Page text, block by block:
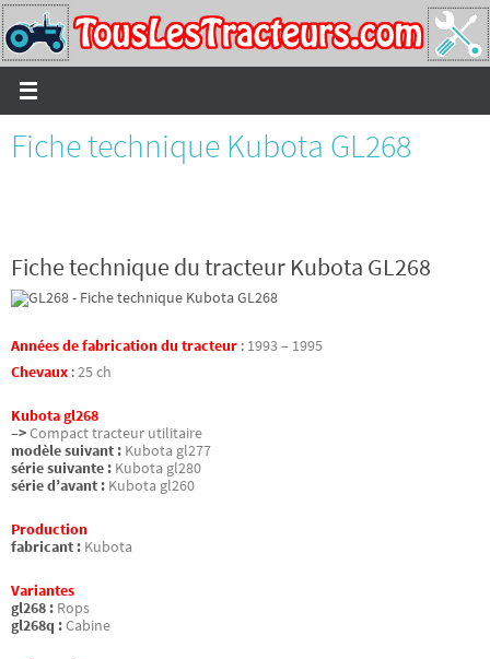
Passer
vers
le
contenu
Fiche technique Kubota GL268
Fiche technique du tracteur Kubota GL268
Années de fabrication du tracteur : 1993 – 1995
Chevaux :25 ch
Kubota gl268
–>Compact tracteur utilitaire
modèle suivant : Kubota gl277
série suivante : Kubota gl280
série d’avant : Kubota gl260
Production
fabricant : Kubota
Variantes
gl268 : Rops
gl268q :Cabine